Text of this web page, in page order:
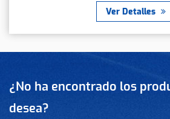
Ver Detalles
¿No ha encontrado los
desea?